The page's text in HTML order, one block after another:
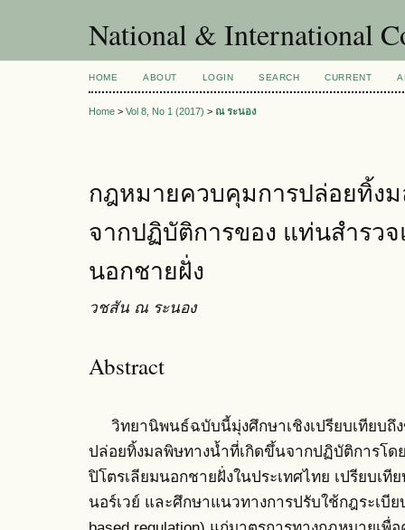
National & International
HOME ABOUT LOGIN SEARCH CURRENT
Home > Vol 8, No 1 (2017) > ณ ระนอง
กฎหมายควบคุมการปล่อยทิ้ง
จากปฏิบัติการของ แท่นสำรว
นอกชายฝั่ง
วชสัน ณ ระนอง
Abstract
วิทยานิพนธ์ฉบับนี้มุ่งศึกษาเชิงเปรียบเทียบถึ
ปล่อยทิ้งมลพิษทางน้ำที่เกิดขึ้นจากปฏิบัติการโ
ปิโตรเลียมนอกชายฝั่งในประเทศไทย เปรียบเ
นอร์เวย์ และศึกษาแนวทางการปรับใช้กฎระเบี